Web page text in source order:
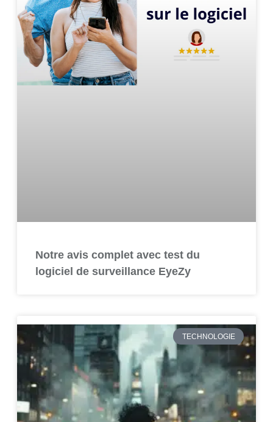
Notre avis complet avec test du
logiciel de surveillance EyeZy
TECHNOLOGIE